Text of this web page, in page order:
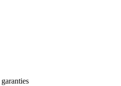
garanties